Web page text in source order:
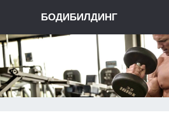
БОДИБИЛДИНГ